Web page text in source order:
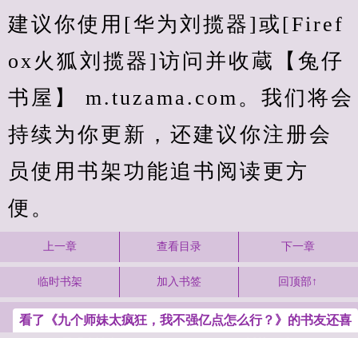
建议你使用[华为刘揽器]或[Firef
ox火狐刘揽器]访问并收蔵【兔仔
书屋】 m.tuzama.com。我们将会
持续为你更新，还建议你注册会
员使用书架功能追书阅读更方
便。
上一章 查看目录 下一章
临时书架 加入书签 回顶部↑
看了《九个师妹太疯狂，我不强亿点怎么行？》的书友还喜